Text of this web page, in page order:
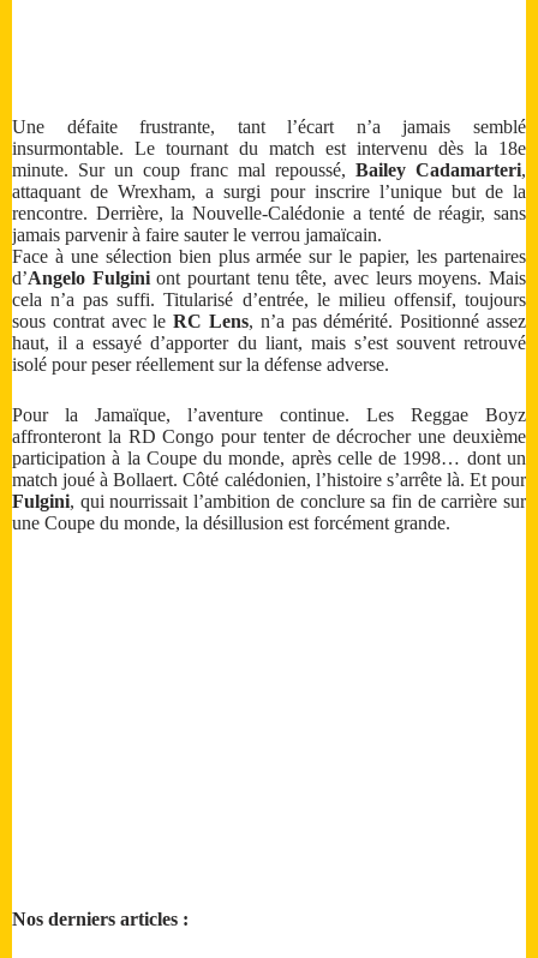
Une défaite frustrante, tant l’écart n’a jamais semblé
insurmontable. Le tournant du match est intervenu dès la 18e
minute. Sur un coup franc mal repoussé, Bailey Cadamarteri,
attaquant de Wrexham, a surgi pour inscrire l’unique but de la
rencontre. Derrière, la Nouvelle-Calédonie a tenté de réagir, sans
jamais parvenir à faire sauter le verrou jamaïcain.
Face à une sélection bien plus armée sur le papier, les partenaires
d’Angelo Fulginiont pourtant tenu tête, avec leurs moyens. Mais
cela n’a pas suffi. Titularisé d’entrée, le milieu offensif, toujours
sous contrat avec leRC Lens, n’a pas démérité. Positionné assez
haut, il a essayé d’apporter du liant, mais s’est souvent retrouvé
isolé pour peser réellement sur la défense adverse.
Pour la Jamaïque, l’aventure continue. Les Reggae Boyz
affronteront la RD Congo pour tenter de décrocher une deuxième
participation à la Coupe du monde, après celle de 1998… dont un
match joué à Bollaert. Côté calédonien, l’histoire s’arrête là. Et pour
Fulgini, qui nourrissait l’ambition de conclure sa fin de carrière sur
une Coupe du monde, la désillusion est forcément grande.
Nos derniers articles :